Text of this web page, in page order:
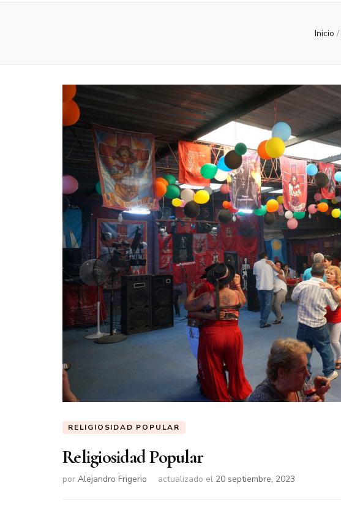
Inicio /
RELIGIOSIDAD POPULAR
Religiosidad Popular
por Alejandro Frigerio actualizado el 20 septiembre, 2023